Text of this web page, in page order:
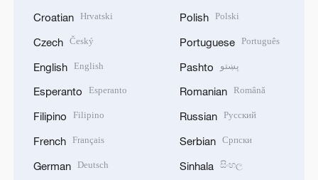
Croatian Hrvatski
Czech Český
English English
Esperanto Esperanto
Filipino Filipino
French Français
German Deutsch
Polish Polski
Portuguese Português
Pashto پښتو
Romanian Română
Russian Русский
Serbian Српски
Sinhala සිංහල